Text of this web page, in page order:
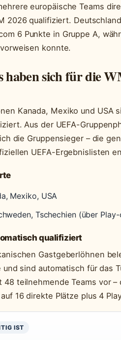
europäische Teams
2026 qualifiziert.
6 Punkte in Gruppe A,
konnte.
haben sich für die
Kanada, Mexiko und USA
Aus der UEFA-
die Gruppensieger – die
UEFA-Ergebnislisten
Mexiko, USA
Tschechien (über
qualifiziert
Gastgeberlöhnen
und sind automatisch für das
48 teilnehmende Teams vor
16 direkte Plätze plus 4
IST